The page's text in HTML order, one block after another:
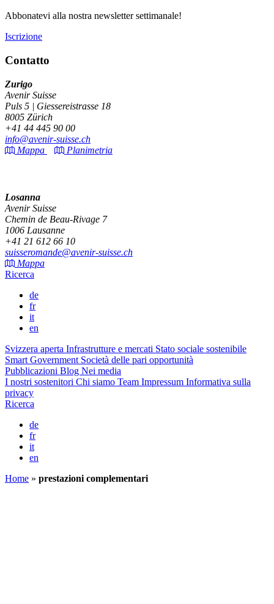
Abbonatevi alla nostra newsletter settimanale!
Iscrizione
Contatto
Zurigo
Avenir Suisse
Puls 5 | Giessereistrasse 18
8005 Zürich
+41 44 445 90 00
info@avenir-suisse.ch
Mappa
Planimetria
Losanna
Avenir Suisse
Chemin de Beau-Rivage 7
1006 Lausanne
+41 21 612 66 10
suisseromande@avenir-suisse.ch
Mappa
Ricerca
de
fr
it
en
Svizzera aperta Infrastrutture e mercati Stato sociale sostenibile
Smart Government Società delle pari opportunità
Pubblicazioni Blog Nei media
I nostri sostenitori Chi siamo Team Impressum Informativa sulla
privacy
Ricerca
de
fr
it
en
Home » prestazioni complementari